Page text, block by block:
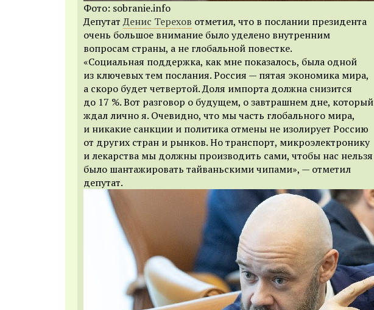
Фото: sobranie.info
ДепутатДенис Терехов отметил, что в послании президента
очень большое внимание было уделено внутренним
вопросам страны, а не глобальной повестке.
«Социальная поддержка, как мне показалось, была одной
из ключевых тем послания. Россия — пятая экономика мира,
а скоро будет четвертой. Доля импорта должна снизится
до 17 %. Вот разговор о будущем, о завтрашнем дне, который
ждал лично я. Очевидно, что мы часть глобального мира,
и никакие санкции и политика отмены не изолирует Россию
от других стран и рынков. Но транспорт, микроэлектронику
и лекарства мы должны производить сами, чтобы нас нельзя
было шантажировать тайваньскими чипами», — отметил
депутат.